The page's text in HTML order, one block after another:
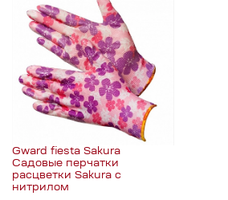
Gward fiesta Sakura
Садовые перчатки
расцветки Sakura с
нитрилом